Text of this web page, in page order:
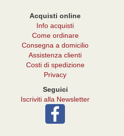
Acquisti online
Info acquisti
Come ordinare
Consegna a domicilio
Assistenza clienti
Costi di spedizione
Privacy
Seguici
Iscriviti alla Newsletter